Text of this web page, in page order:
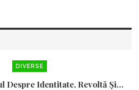
DIVERSE
Despre Identitate, Revoltă Și…